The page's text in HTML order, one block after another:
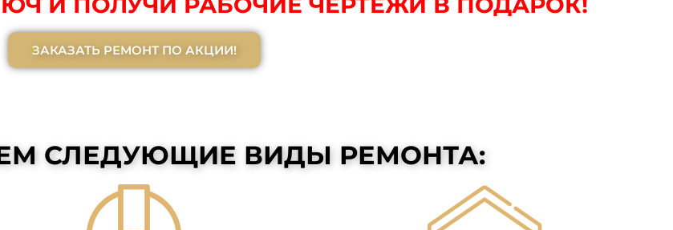
ЗАКАЗАТЬ РЕМОНТ ПО АКЦИИ!
СЛЕДУЮЩИЕ ВИДЫ РЕМОНТА: